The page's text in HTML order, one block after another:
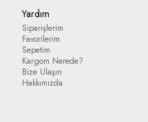
Yardım
Siparişlerim
Favorilerim
Sepetim
Kargom Nerede?
Bize Ulaşın
Hakkımızda